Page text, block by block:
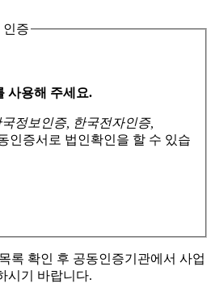
인증
사용해 주세요.
정보인증, 한국전자인증,
인증서로 법인확인을 할 수 있습
록 확인 후 공동인증기관에서 사업
시기 바랍니다.